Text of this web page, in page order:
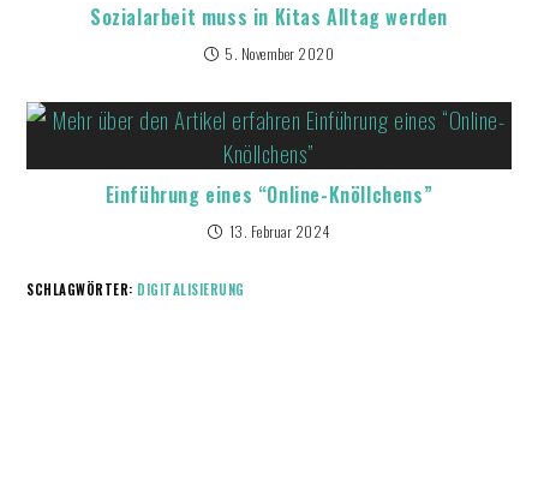
Sozialarbeit muss in Kitas Alltag werden
5. November 2020
Einführung eines “Online-Knöllchens”
13. Februar 2024
SCHLAGWÖRTER: DIGITALISIERUNG